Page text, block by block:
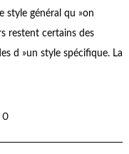
style général qu »on
restent certains des
d »un style spécifique. La
0